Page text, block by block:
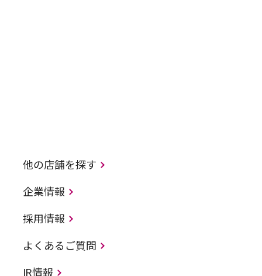
他の店舗を探す
企業情報
採用情報
よくあるご質問
IR情報